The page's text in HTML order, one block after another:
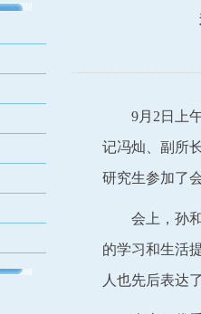
9月 2 日
上
记冯灿、副所
研究生参加了
会上，孙
的学习和生活
人也先后表达